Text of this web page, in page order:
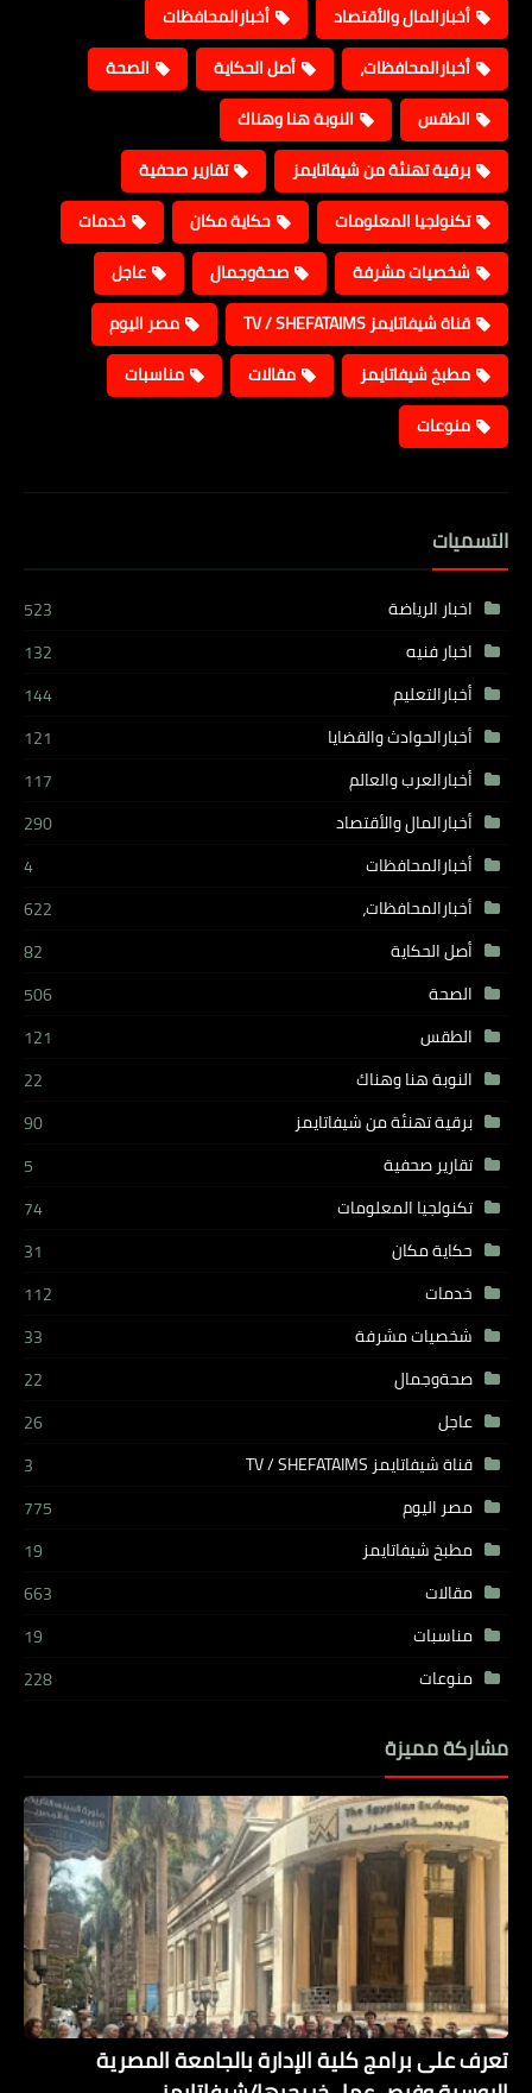
أخبارالمال والأقتصاد
أخبارالمحافظات
أخبارالمحافظات،
أصل الحكاية
الصحة
الطقس
النوبة هنا وهناك
برقية تهنئة من شيفاتايمز
تقارير صحفية
تكنولجيا المعلومات
حكاية مكان
خدمات
شخصيات مشرفة
صحةوجمال
عاجل
قناة شيفاتايمز TV / SHEFATAIMS
مصر اليوم
مطبخ شيفاتايمز
مقالات
مناسبات
منوعات
التسميات
اخبار الرياضة
523
اخبار فنيه
132
أخبارالتعليم
144
أخبارالحوادث والقضايا
121
أخبارالعرب والعالم
117
أخبارالمال والأقتصاد
290
أخبارالمحافظات
4
أخبارالمحافظات،
622
أصل الحكاية
82
الصحة
506
الطقس
121
النوبة هنا وهناك
22
برقية تهنئة من شيفاتايمز
90
تقارير صحفية
5
تكنولجيا المعلومات
74
حكاية مكان
31
خدمات
112
شخصيات مشرفة
33
صحةوجمال
22
عاجل
26
قناة شيفاتايمز TV / SHEFATAIMS
3
مصر اليوم
775
مطبخ شيفاتايمز
19
مقالات
663
مناسبات
19
منوعات
228
مشاركة مميزة
تعرف على برامج كلية الإدارة بالجامعة المصرية